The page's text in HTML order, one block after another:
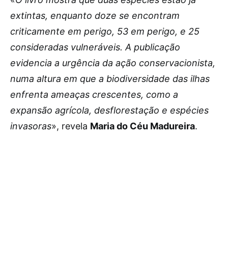
extintas, enquanto doze se encontram
criticamente em perigo, 53 em perigo, e 25
consideradas vulneráveis. A publicação
evidencia a urgência da ação conservacionista,
numa altura em que a biodiversidade das ilhas
enfrenta ameaças crescentes, como a
expansão agrícola, desflorestação e espécies
invasoras», revela Maria do Céu Madureira.